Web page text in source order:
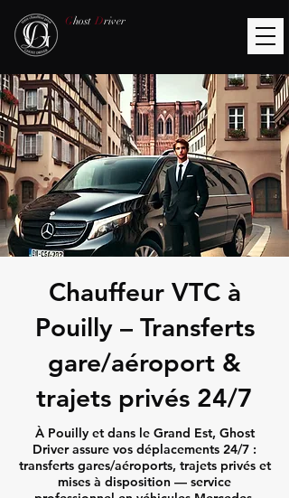
Ghost Driver
Chauffeur VTC à
Pouilly – Transferts
gare/aéroport &
trajets privés 24/7
À Pouilly et dans le Grand Est, Ghost
Driver assure vos déplacements 24/7 :
transferts gares/aéroports, trajets privés et
mises à disposition — service